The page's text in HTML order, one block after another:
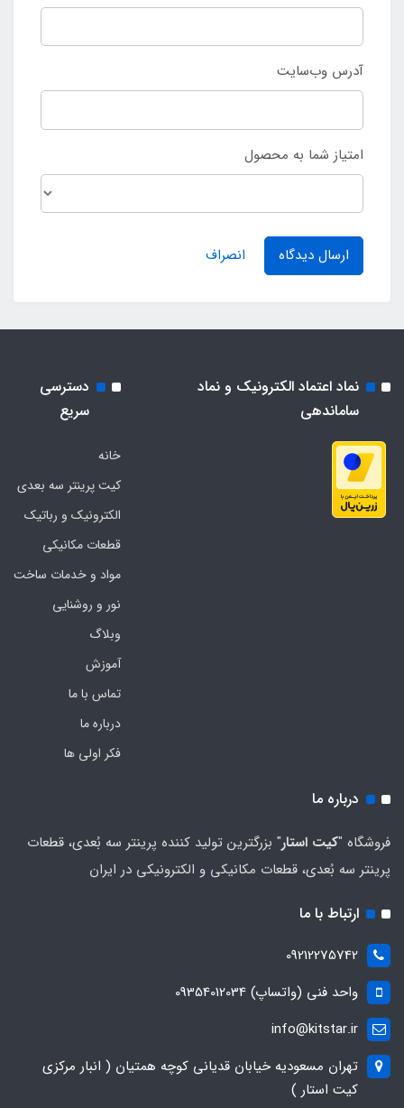
آدرس وب‌سایت
امتیاز شما به محصول
ارسال دیدگاه انصراف
نماد اعتماد الکترونیک و نماد
ساماندهی
دسترسی
سریع
خانه
کیت پرینتر سه بعدی
الکترونیک و رباتیک
قطعات مکانیکی
مواد و خدمات ساخت
نور و روشنایی
وبلاگ
آموزش
تماس با ما
درباره ما
فکر اولی ها
درباره ما
فروشگاه "کیت استار" بزرگترین تولید کننده پرینتر سه بُعدی، قطعات
پرینتر سه بُعدی، قطعات مکانیکی و الکترونیکی در ایران
ارتباط با ما
09212275742
واحد فنی (واتساپ) 09354012034
info@kitstar.ir
تهران مسعودیه خیابان قدیانی کوچه همتیان ( انبار مرکزی
کیت استار )